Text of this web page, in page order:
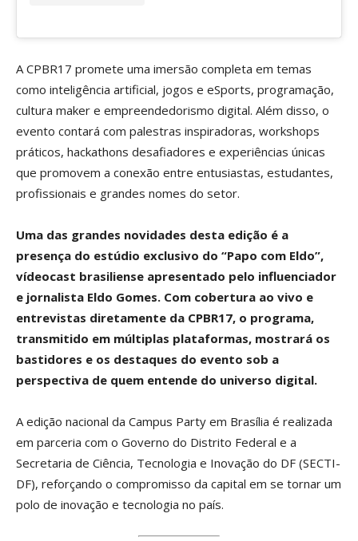
A CPBR17 promete uma imersão completa em temas
como inteligência artificial, jogos e eSports, programação,
cultura maker e empreendedorismo digital. Além disso, o
evento contará com palestras inspiradoras, workshops
práticos, hackathons desafiadores e experiências únicas
que promovem a conexão entre entusiastas, estudantes,
profissionais e grandes nomes do setor.
Uma das grandes novidades desta edição é a
presença do estúdio exclusivo do “Papo com Eldo”,
vídeocast brasiliense apresentado pelo influenciador
e jornalista Eldo Gomes. Com cobertura ao vivo e
entrevistas diretamente da CPBR17, o programa,
transmitido em múltiplas plataformas, mostrará os
bastidores e os destaques do evento sob a
perspectiva de quem entende do universo digital.
A edição nacional da Campus Party em Brasília é realizada
em parceria com o Governo do Distrito Federal e a
Secretaria de Ciência, Tecnologia e Inovação do DF (SECTI-
DF), reforçando o compromisso da capital em se tornar um
polo de inovação e tecnologia no país.